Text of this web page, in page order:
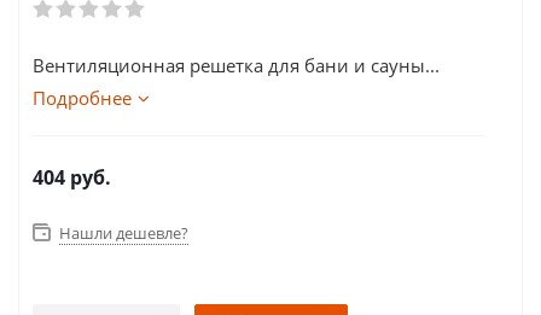
Вентиляционная решетка для бани и сауны...
Подробнее
404 руб.
Нашли дешевле?